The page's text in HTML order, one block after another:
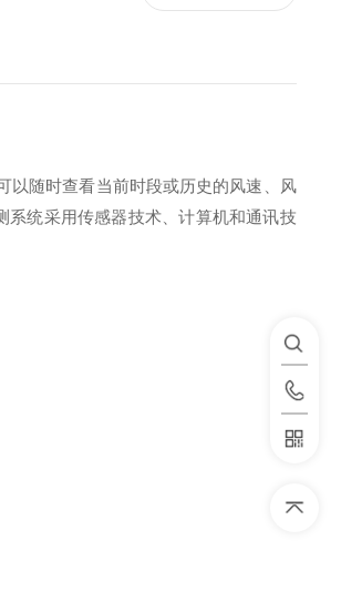
以随时查看当前时段或历史的风速、风
统采用传感器技术、计算机和通讯技